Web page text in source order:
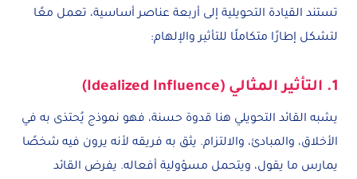
تستند القيادة التحويلية إلى أربعة عناصر أساسية، تعمل معًا
لتشكل إطارًا متكاملًا للتأثير والإلهام:
1. التأثير المثالي (Idealized Influence)
يشبه القائد التحويلي هنا قدوة حسنة، فهو نموذج يُحتذى به في
الأخلاق، والمبادئ، والالتزام. يثق به فريقه لأنه يرون فيه شخصًا
يمارس ما يقول، ويتحمل مسؤولية أفعاله. يفرض القائد